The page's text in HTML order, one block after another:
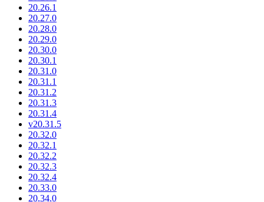
20.26.1
20.27.0
20.28.0
20.29.0
20.30.0
20.30.1
20.31.0
20.31.1
20.31.2
20.31.3
20.31.4
v20.31.5
20.32.0
20.32.1
20.32.2
20.32.3
20.32.4
20.33.0
20.34.0